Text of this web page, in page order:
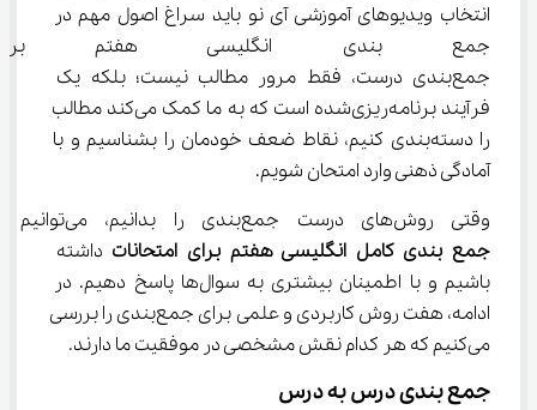
انتخاب ویدیوهای آموزشی آی نو باید سراغ اصول مهم در
جمع ‌بندی انگلیسی هفتم
جمع‌بندی درست، فقط مرور مطالب نیست؛ بلکه یک
فرآیند برنامه‌ریزی‌شده است که به ما کمک می‌کند مطالب
را دسته‌بندی کنیم، نقاط ضعف خودمان را بشناسیم و با
آمادگی ذهنی وارد امتحان شویم.
وقتی روش‌های درست جمع‌بندی را بدانیم، می‌توانیم یک
جمع بندی کامل انگلیسی هفتم برای امتحانات داشته
باشیم و با اطمینان بیشتری به سوال‌ها پاسخ دهیم. در
ادامه، هفت روش کاربردی و علمی برای جمع‌بندی را بررسی
می‌کنیم که هر کدام نقش مشخصی در موفقیت ما دارند.
جمع ‌بندی درس ‌به ‌درس